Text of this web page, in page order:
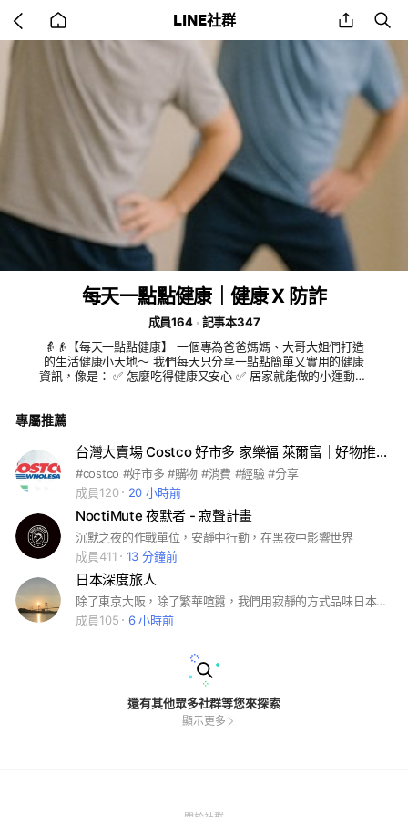
back
to
home
LINE社群 share
每天一點點健康｜健康 X 防詐
成員164
記事本347
👵👴【每天一點點健康】 一個專為爸爸媽媽、大哥大姐們打造
的生活健康小天地～ 我們每天只分享一點點簡單又實用的健康
資訊，像是： ✅ 怎麼吃得健康又安心 ✅ 居家就能做的小運動 ✅
提醒，讓我們一起健康平安到老！ #熱門社群 #健康 #醫療 #防
專屬推薦
台灣大賣場 Costco 好市多 家樂福 萊爾富｜好物推坑 全聯避雷 分購
#costco #好市多 #購物 #消費 #經驗 #分享
成員120
20 小時前
NoctiMute 夜默者 - 寂聲計畫
沉默之夜的作戰單位，安靜中行動，在黑夜中影響世界
成員411
13 分鐘前
日本深度旅人
除了東京大阪，除了繁華喧囂，我們用寂靜的方式品味日本、探索內心
成員105
6 小時前
還有其他眾多社群等您來探索
顯示更多